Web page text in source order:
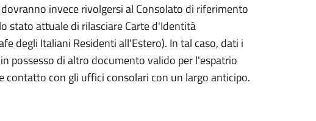
invece rivolgersi al Consolato di riferimento
stato attuale di rilasciare Carte d'Identità
degli Italiani Residenti all'Estero). In tal caso, dati i
possesso di altro documento valido per l'espatrio
contatto con gli uffici consolari con un largo anticipo.